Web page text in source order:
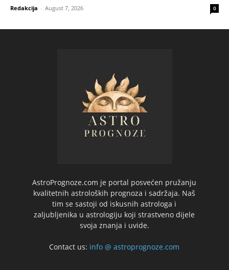
Redakcija - August 7, 2026 0
AstroPrognoze.com je portal posvećen pružanju
kvalitetnih astroloških prognoza i sadržaja. Naš
tim se sastoji od iskusnih astrologa i
zaljubljenika u astrologiju koji strastveno dijele
svoja znanja i uvide.
Contact us: info @ astroprognoze.com